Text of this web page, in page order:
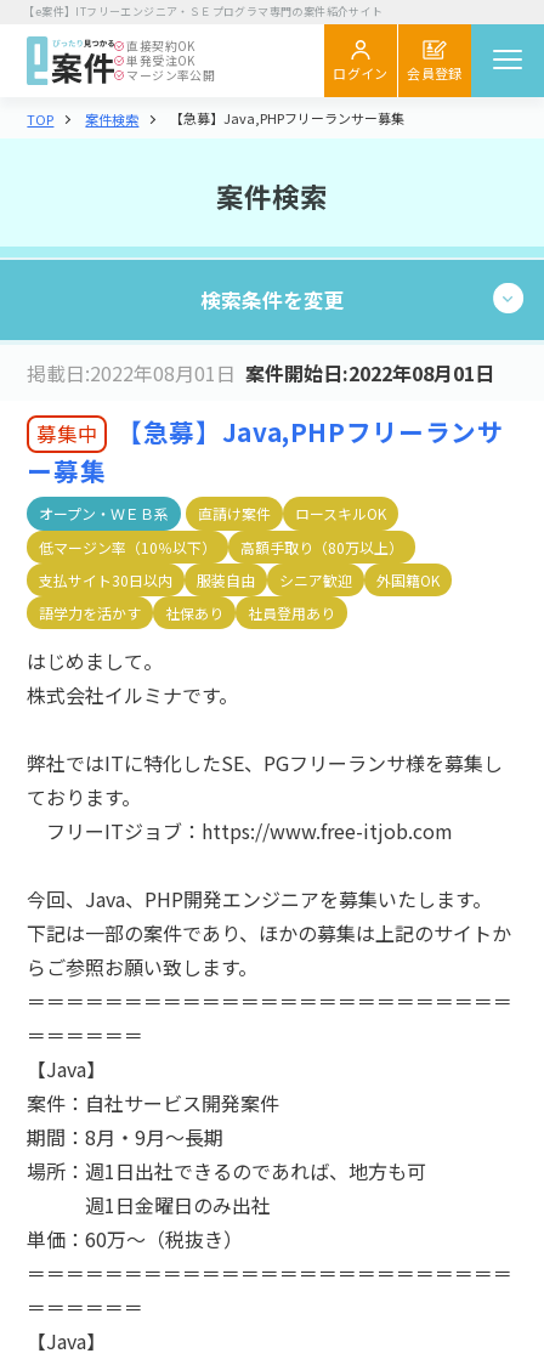
【e案件】ITフリーエンジニア・ＳＥプログラマ専門の案件紹介サイト
ログイン 会員登録
直接契約OK
単発受注OK
マージン率公開
案件を探す 閲覧履歴
エンジニア向け
初めてご利用の方へ お役立ちコラム
企業さま向け
初めてご利用の企業さまへ
お役立ち情報
e案件とは？ 新着情報
よくある質問
お問い合わせ
TOP 案件検索 【急募】Java,PHPフリーランサー募集
案件検索
検索条件を変更
現在の条件：6,095件
業種・職種
業種・職種を選択する
エリア
エリアを選択する
報酬金額
以上
必要スキル
必要スキルを選択する
勤務スタイル
持ち帰り・在宅(テレワーク)
フレックス
通勤
短期間（3ヶ月以内）
短時間（主婦＆主夫向け）
こだわり
直請け案件
ロースキルOK
低マージン率（10％以下）
高額手取り（80万以上）
支払サイト30日以内
服装自由
シニア歓迎
フリーワード
案件開始日
掲載日:2022年08月01日 案件開始日:2022年08月01日
募集中
【急募】Java,PHPフリーランサ
ー募集
オープン・ＷＥＢ系 直請け案件
ロースキルOK
低マージン率（10％以下）
高額手取り（80万以上）
支払サイト30日以内
服装自由 シニア歓迎
外国籍OK
語学力を活かす
社保あり 社員登用あり
はじめまして。
株式会社イルミナです。
弊社ではITに特化したSE、PGフリーランサ様を募集し
ております。
フリーITジョブ：https://www.free-itjob.com
今回、Java、PHP開発エンジニアを募集いたします。
下記は一部の案件であり、ほかの募集は上記のサイトか
らご参照お願い致します。
＝＝＝＝＝＝＝＝＝＝＝＝＝＝＝＝＝＝＝＝＝＝＝＝＝
＝＝＝＝＝＝
【Java】
案件：自社サービス開発案件
期間：8月・9月～長期
場所：週1日出社できるのであれば、地方も可
週1日金曜日のみ出社
単価：60万～（税抜き）
＝＝＝＝＝＝＝＝＝＝＝＝＝＝＝＝＝＝＝＝＝＝＝＝＝
＝＝＝＝＝＝
【Java】